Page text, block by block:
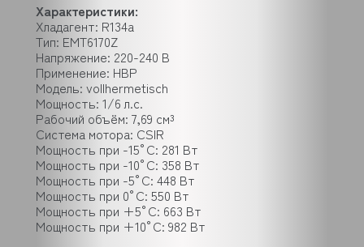
Характеристики:
Хладагент: R134a
Тип: EMT6170Z
Напряжение: 220-240 В
Применение: HBP
Модель: vollhermetisch
Мощность: 1/6 л.с.
Рабочий объём: 7,69 см³
Система мотора: CSIR
Мощность при -15°C: 281 Вт
Мощность при -10°C: 358 Вт
Мощность при -5°C: 448 Вт
Мощность при 0°C: 550 Вт
Мощность при +5°C: 663 Вт
Мощность при +10°C: 982 Вт